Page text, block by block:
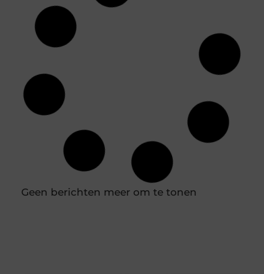
Geen berichten meer om te tonen